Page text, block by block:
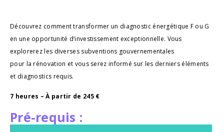
Découvrez comment transformer un diagnostic énergétique F ou G
en une opportunité d’investissement exceptionnelle. Vous
explorerez les diverses subventions gouvernementales
pour la rénovation et vous serez informé sur les derniers éléments
et diagnostics requis.
7 heures – À partir de 245 €
Pré-requis :